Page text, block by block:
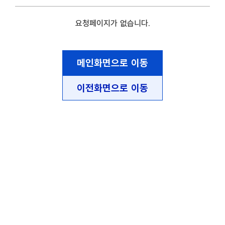
요청페이지가 없습니다.
메인화면으로 이동
이전화면으로 이동